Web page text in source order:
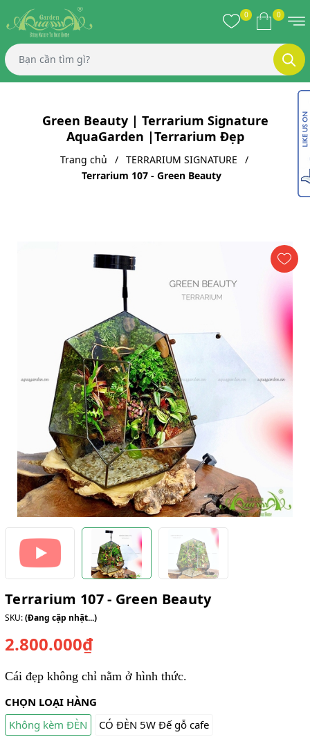
0 0
Green Beauty | Terrarium Signature
AquaGarden |Terrarium Đẹp
Trang chủ
TERRARIUM SIGNATURE
Terrarium 107 - Green Beauty
Terrarium 107 - Green Beauty
SKU:(Đang cập nhật...)
2.800.000₫
Cái đẹp không chỉ nằm ở hình thức.
CHỌN LOẠI HÀNG
Không kèm ĐÈN
CÓ ĐÈN 5W Đế gỗ cafe